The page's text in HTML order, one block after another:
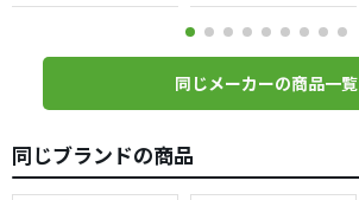
同じメーカーの商品一覧
同じブランドの商品